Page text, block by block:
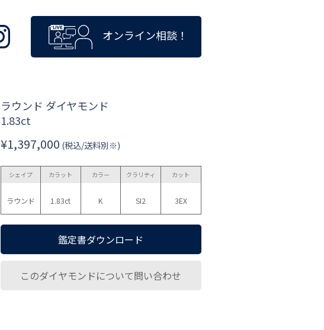
オンライン相談！
ラウンド ダイヤモンド
1.83ct
¥1,397,000 (税込/送料別※)
シェイプ
ラウンド
カラット
1.83ct
カラー
K
クラリティ
SI2
カット
3EX
鑑定書ダウンロード
このダイヤモンドについて問い合わせ